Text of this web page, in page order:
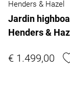
Henders & Hazel
Jardin
Henders &
€ 1.499,00